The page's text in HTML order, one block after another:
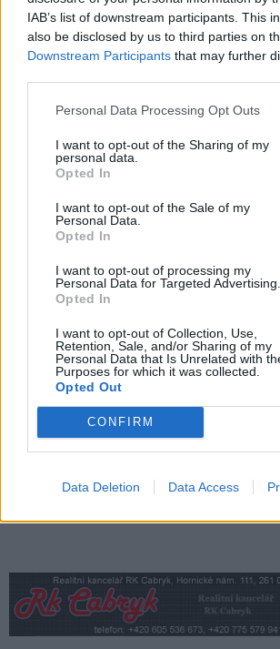
IAB’s list of downstream participants. This
also be disclosed by us to third parties on
Downstream Participants that may further
Personal Data Processing Opt Outs
I want to opt-out of the Sharing of my
personal data.
Opted In
I want to opt-out of the Sale of my
Personal Data.
Opted In
I want to opt-out of processing my
Personal Data for Targeted Advertising.
Opted In
I want to opt-out of Collection, Use,
Retention, Sale, and/or Sharing of my
Personal Data that Is Unrelated with
Purposes for which it was collected.
Opted Out
CONFIRM
Data Deletion Data Access
Předchozí článek
Na Brdy v Orlově dohlíží jejich
vládce Fabián
Město
SOUVISEJÍCÍ ČLÁNKY
VÍCE OD AUTORA
Zpravodajství
výborné podmínky. Horší
Živohošti
Příbram modernizuje
Přibudou i tři nové poblíž
Zpravodajství
Středočeský kraj upravil
Obce nově získají body i
vzniku odpadu